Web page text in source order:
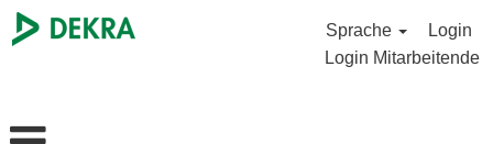
Sprache
Login
Login Mitarbeitende